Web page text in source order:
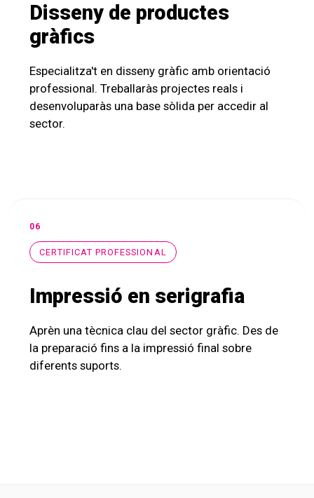
Disseny de productes
gràfics
Especialitza't en disseny gràfic amb orientació
professional. Treballaràs projectes reals i
desenvoluparàs una base sòlida per accedir al
sector.
06
CERTIFICAT PROFESSIONAL
Impressió en serigrafia
Aprèn una tècnica clau del sector gràfic. Des de
la preparació fins a la impressió final sobre
diferents suports.